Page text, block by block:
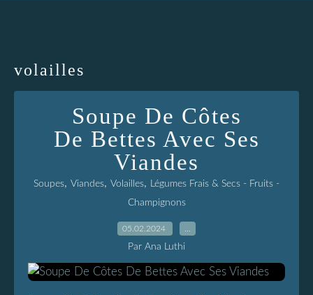
volailles
Soupe De Côtes
De Bettes Avec Ses
Viandes
Soupes, Viandes, Volailles, Légumes Frais & Secs - Fruits -
Champignons
05.02.2024
Par Ana Luthi